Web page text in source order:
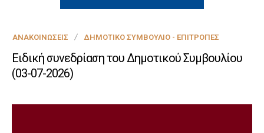
ΑΝΑΚΟΙΝΏΣΕΙΣ ΔΗΜΟΤΙΚΌ ΣΥΜΒΟΎΛΙΟ - ΕΠΙΤΡΟΠΈΣ
Ειδική συνεδρίαση του Δημοτικού Συμβουλίου
(03-07-2026)